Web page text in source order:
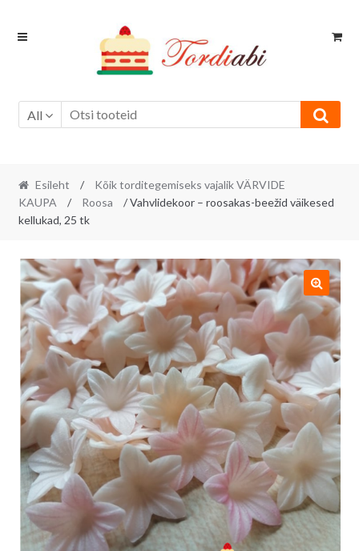
Skip
Skip
All
Esileht /
Kõik torditegemiseks vajalik VÄRVIDE
KAUPA
/ Roosa
/ Vahvlidekoor – roosakas-beežid väikesed
kellukad, 25 tk